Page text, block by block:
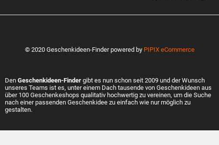
© 2020 Geschenkideen-Finder powered by PIPIX eCommerce
Den Geschenkideen-Finder gibt es nun schon seit 2009 und der Wunsch
unseres Teams ist es, unter einem Dach tausende von Geschenkideen aus
über 100 Geschenkeshops qualitativ hochwertig zu vereinen, um die Suche
nach einer passenden Geschenkidee zu einfach wie nur möglich zu
gestalten.